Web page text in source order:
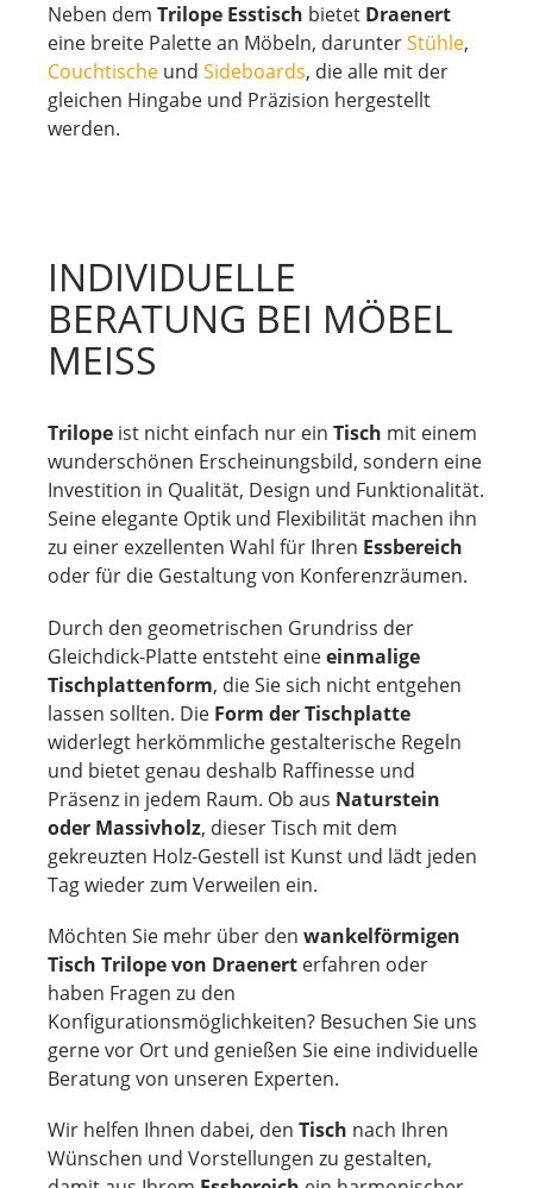
Neben dem Trilope Esstisch bietet Draenert
eine breite Palette an Möbeln, darunterStühle,
Couchtische und Sideboards, die alle mit der
gleichen Hingabe und Präzision hergestellt
werden.
INDIVIDUELLE
BERATUNG BEI MÖBEL
MEISS
Trilope ist nicht einfach nur ein Tisch mit einem
wunderschönen Erscheinungsbild, sondern eine
Investition in Qualität, Design und Funktionalität.
Seine elegante Optik und Flexibilität machen ihn
zu einer exzellenten Wahl für Ihren Essbereich
oder für die Gestaltung von Konferenzräumen.
Durch den geometrischen Grundriss der
Gleichdick-Platte entsteht eineeinmalige
Tischplattenform, die Sie sich nicht entgehen
lassen sollten. Die Form der Tischplatte
widerlegt herkömmliche gestalterische Regeln
und bietet genau deshalb Raffinesse und
Präsenz in jedem Raum. Ob aus Naturstein
oder Massivholz, dieser Tisch mit dem
gekreuzten Holz-Gestell ist Kunst und lädt jeden
Tag wieder zum Verweilen ein.
Möchten Sie mehr über den wankelförmigen
Tisch Trilope von Draenert erfahren oder
haben Fragen zu den
Konfigurationsmöglichkeiten? Besuchen Sie uns
gerne vor Ort und genießen Sie eine individuelle
Beratung von unseren Experten.
Wir helfen Ihnen dabei, den Tisch nach Ihren
Wünschen und Vorstellungen zu gestalten,